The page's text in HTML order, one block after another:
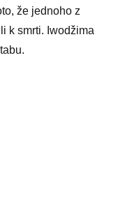
že jednoho z
k smrti. Iwodžima